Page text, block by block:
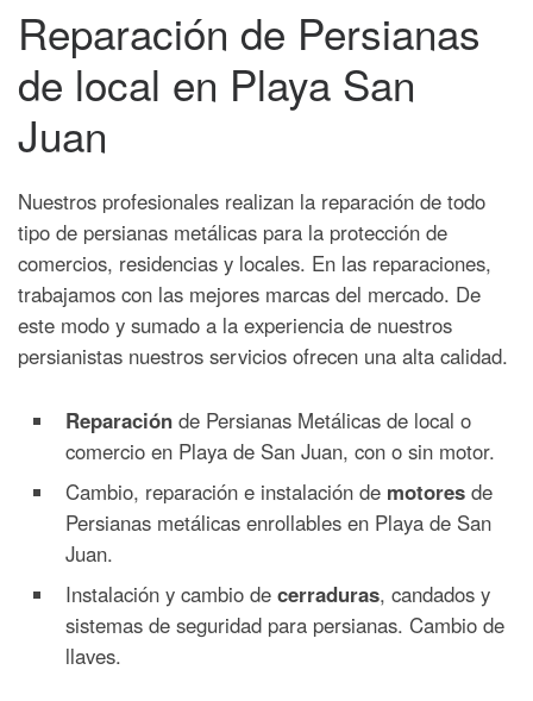
Reparación de Persianas
de local en Playa San
Juan
Nuestros profesionales realizan la reparación de todo
tipo de persianas metálicas para la protección de
comercios, residencias y locales. En las reparaciones,
trabajamos con las mejores marcas del mercado. De
este modo y sumado a la experiencia de nuestros
persianistas nuestros servicios ofrecen una alta calidad.
Reparación de Persianas Metálicas de local o
comercio en Playa de San Juan, con o sin motor.
Cambio, reparación e instalación de motores de
Persianas metálicas enrollables en Playa de San
Juan.
Instalación y cambio de cerraduras, candados y
sistemas de seguridad para persianas. Cambio de
llaves.